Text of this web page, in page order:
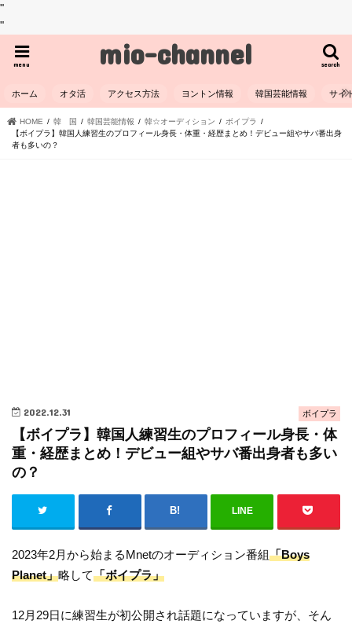
"
"
mio-channel search
menu
ホーム オタ活 アクセス方法 ヨントン情報 韓国芸能情報 サイ
HOME 韓 国 韓国芸能情報 韓☆オーディション
ボイプラ
【ボイプラ】韓国人練習生のプロフィール身長・体重・経歴まとめ！デビュー組やサバ番出身
者も多いの？
ボイプラ
2022.12.31
【ボイプラ】韓国人練習生のプロフィール身長・体
重・経歴まとめ！デビュー組やサバ番出身者も多い
の？
LINE
2023年2月から始まるMnetのオーディション番組「Boys
Planet」略して「ボイプラ」
12月29日に練習生が初公開され話題になっていますが、そん